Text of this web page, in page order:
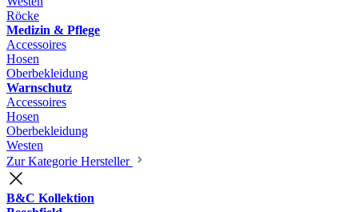
Röcke
Medizin & Pflege
Accessoires
Hosen
Oberbekleidung
Warnschutz
Accessoires
Hosen
Oberbekleidung
Westen
Zur Kategorie Hersteller
B&C Kollektion